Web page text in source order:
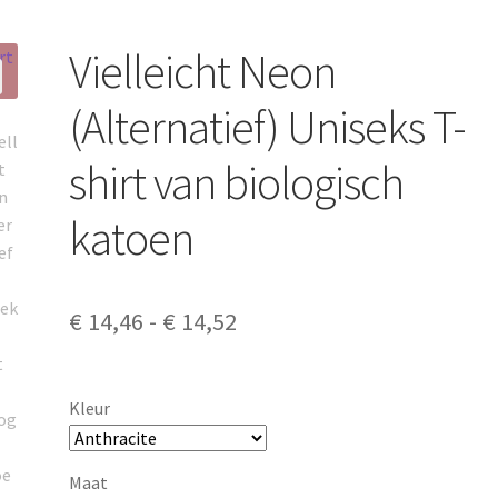
Vielleicht Neon
(Alternatief) Uniseks T-
shirt van biologisch
katoen
€ 14,46 - € 14,52
€ 14,52
Kleur
Maat